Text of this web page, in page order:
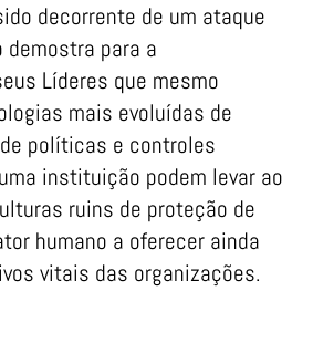
decorrente de um ataque
para a
Líderes que mesmo
mais evoluídas de
políticas e controles
instituição podem levar ao
ruins de proteção de
humano a oferecer ainda
vitais das organizações.